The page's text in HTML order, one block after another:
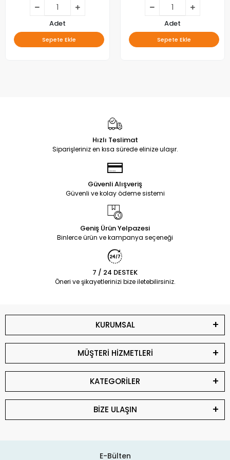
Adet
Sepete Ekle
Adet
Sepete Ekle
Hızlı Teslimat
Siparişleriniz en kısa sürede elinize ulaşır.
Güvenli Alışveriş
Güvenli ve kolay ödeme sistemi
Geniş Ürün Yelpazesi
Binlerce ürün ve kampanya seçeneği
7 / 24 DESTEK
Öneri ve şikayetlerinizi bize iletebilirsiniz.
KURUMSAL
MÜŞTERİ HİZMETLERİ
KATEGORİLER
BİZE ULAŞIN
E-Bülten